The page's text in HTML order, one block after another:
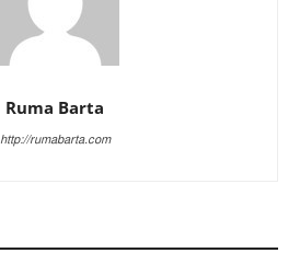
Ruma Barta
http://rumabarta.com